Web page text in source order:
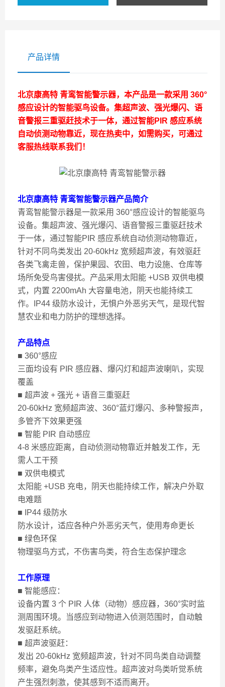
产品详情
北京康高特 青鸾智能警示器，本产品是一款采用 360°
感应设计的智能驱鸟设备。集超声波、强光爆闪、语
音警报三重驱赶技术于一体，通过智能PIR 感应系统
自动侦测动物靠近，现在热卖中，如需购买，可通过
客服热线联系我们！
北京康高特 青鸾智能警示器产品简介
青鸾智能警示器是一款采用 360°感应设计的智能驱鸟
设备。集超声波、强光爆闪、语音警报三重驱赶技术
于一体，通过智能PIR 感应系统自动侦测动物靠近，
针对不同鸟类发出 20-60kHz 宽频超声波，有效驱赶
各类飞禽走兽，保护果园、农田、电力设施、仓库等
场所免受鸟害侵扰。产品采用太阳能 +USB 双供电模
式，内置 2200mAh 大容量电池，阴天也能持续工
作。IP44 级防水设计，无惧户外恶劣天气，是现代智
慧农业和电力防护的理想选择。
产品特点
■ 360°感应
三面均设有 PIR 感应器、爆闪灯和超声波喇叭，实现
覆盖
■ 超声波 + 强光 + 语音三重驱赶
20-60kHz 宽频超声波、360°蓝灯爆闪、多种警报声，
多管齐下效果更强
■ 智能 PIR 自动感应
4-8 米感应距离，自动侦测动物靠近并触发工作，无
需人工干预
■ 双供电模式
太阳能 +USB 充电，阴天也能持续工作，解决户外取
电难题
■ IP44 级防水
防水设计，适应各种户外恶劣天气，使用寿命更长
■ 绿色环保
物理驱鸟方式，不伤害鸟类，符合生态保护理念
工作原理
■ 智能感应：
设备内置 3 个 PIR 人体（动物）感应器，360°实时监
测周围环境。当感应到动物进入侦测范围时，自动触
发驱赶系统。
■ 超声波驱赶：
发出 20-60kHz 宽频超声波，针对不同鸟类自动调整
频率，避免鸟类产生适应性。超声波对鸟类听觉系统
产生强烈刺激，使其感到不适而离开。